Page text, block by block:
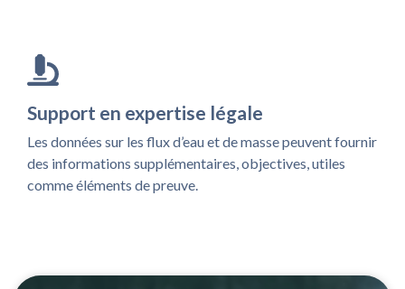
Support en expertise légale
Les données sur les flux d’eau et de masse peuvent fournir
des informations supplémentaires, objectives, utiles
comme éléments de preuve.